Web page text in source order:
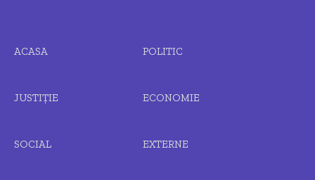
ACASA POLITIC
JUSTIȚIE ECONOMIE
SOCIAL EXTERNE